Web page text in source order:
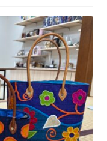
ニ
ュ
ー
を
展
開
サ
ブ
メ
ニ
ュ
ー
を
展
開